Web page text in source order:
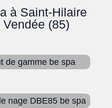
à Saint-Hilaire
(85)